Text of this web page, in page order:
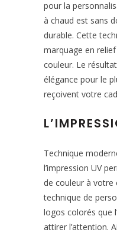
pour la
à chaud est sans
durable. Cette
marquage en
couleur. Le
élégance pour le
reçoivent votre
Technique
l’impression UV
de couleur à votre
technique de
logos colorés que
attirer l’attention.